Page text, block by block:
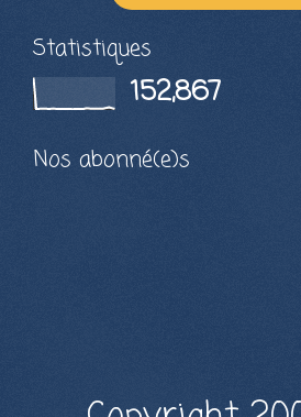
Statistiques
152,867
Nos abonné(e)s